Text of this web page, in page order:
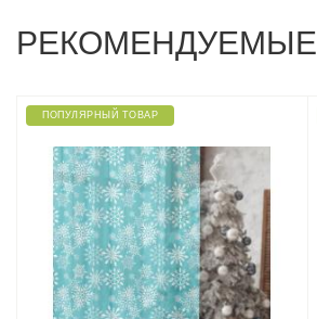
РЕКОМЕНДУЕМЫЕ
ПОПУЛЯРНЫЙ ТОВАР